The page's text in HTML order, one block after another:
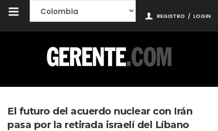
REGISTRO / LOGIN
El futuro del acuerdo nuclear con Irán
pasa por la retirada israelí del Líbano